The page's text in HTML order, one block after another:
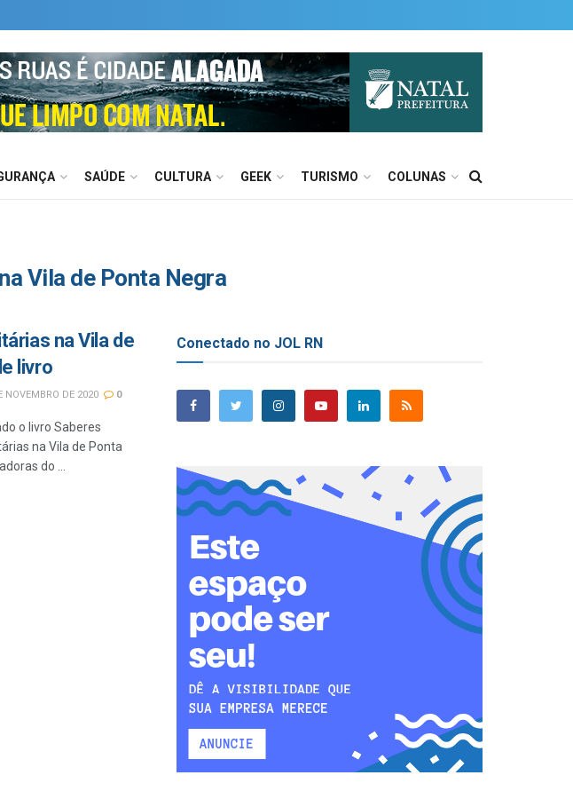
SAÚDE CULTURA GEEK TURISMO COLUNAS
Vila de Ponta Negra
na Vila de
livro
NOVEMBRO DE 2020 0
o livro Saberes
na Vila de Ponta
do ...
Conectado no JOL RN